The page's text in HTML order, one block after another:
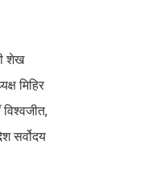
शेख
मिहिर
सर्वोदय